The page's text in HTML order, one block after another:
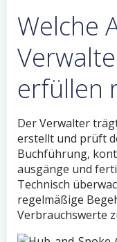
Welche
erfüllen
Der Verwalter
erstellt und prüft
Buchführung,
ausgänge und
Technisch
regelmäßige
Verbrauchswerte